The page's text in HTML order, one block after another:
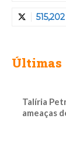
515,202
Últimas
Talíria
ameaças